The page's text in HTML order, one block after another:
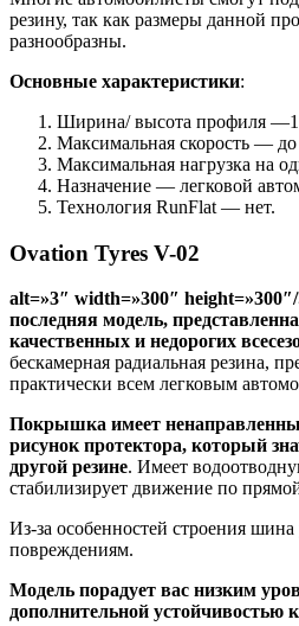
резину, так как размеры данной
разнообразны.
Основные характеристики:
Ширина/ высота профиля
Максимальная скорость —
Максимальная нагрузка на
Назначение — легковой
Технология RunFlat — нет.
Ovation Tyres V-02
alt=»3″ width=»300″
последняя модель,
качественных и недорогих
бескамерная радиальная резина,
практически всем легковым
Покрышка имеет
рисунок протектора, который
другой резине. Имеет
стабилизирует движение по
Из-за особенностей строения
повреждениям.
Модель порадует вас низким
дополнительной устойчивостью